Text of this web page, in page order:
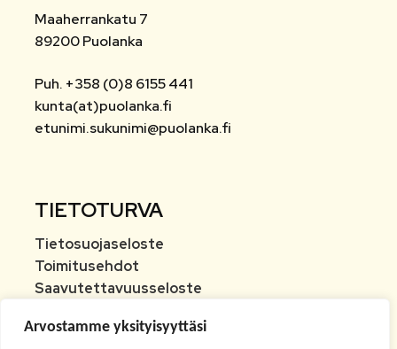
Arvostamme yksityisyyttäsi
Maaherrankatu 7
89200 Puolanka
Puh. +358 (0)8 6155 441
kunta(at)puolanka.fi
etunimi.sukunimi@puolanka.fi
TIETOTURVA
Tietosuojaseloste
Toimitusehdot
Saavutettavuusseloste